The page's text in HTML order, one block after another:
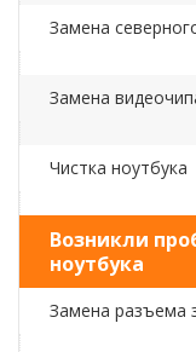
Замена
Замена
Чистка ноутбука
Возникли
ноутбука
Замена разъема